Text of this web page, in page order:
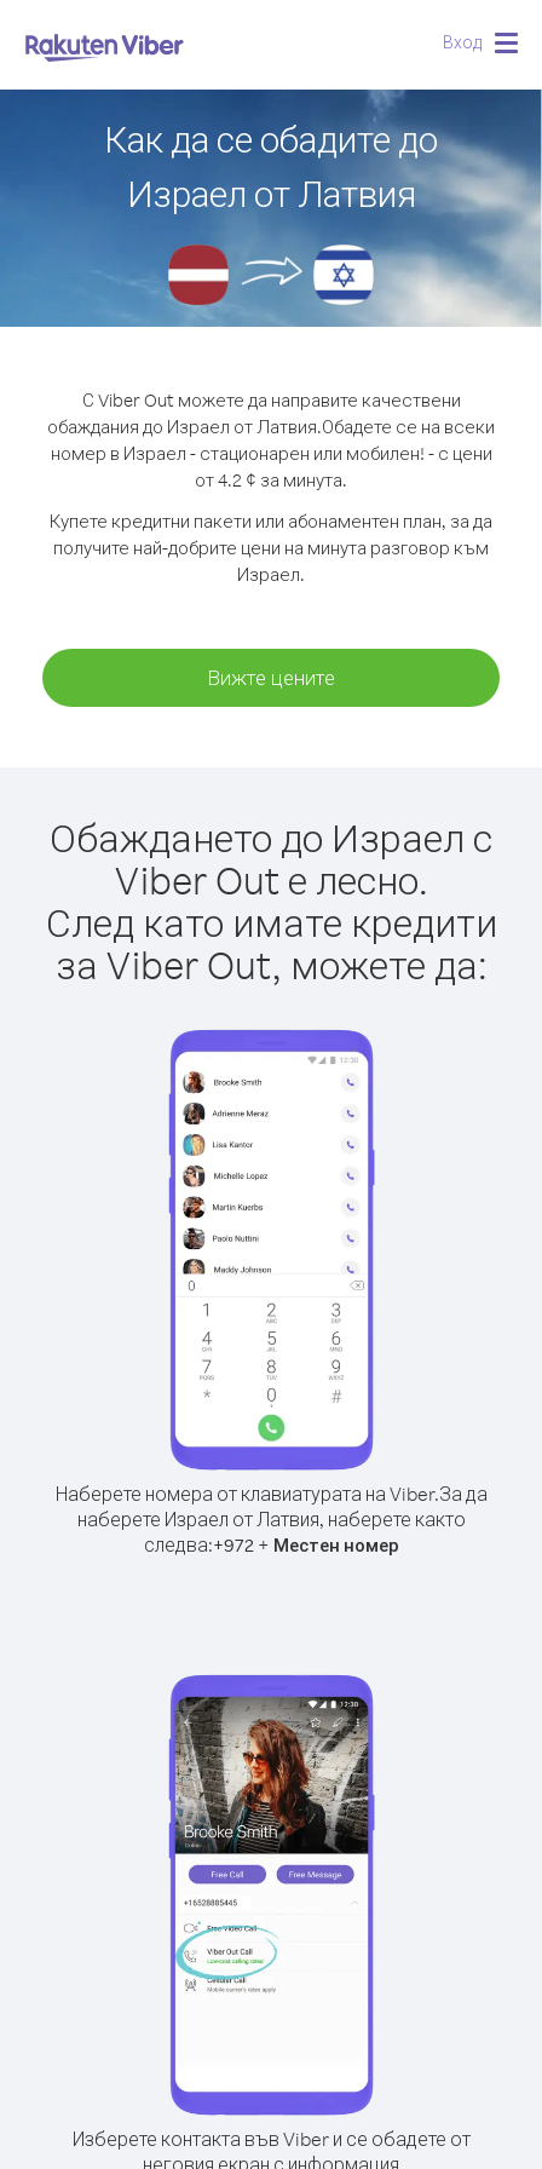
Вход
Как да се обадите до
Израел от Латвия
С Viber Out можете да направите качествени
обаждания до Израел от Латвия.Обадете се на всеки
номер в Израел - стационарен или мобилен! - с цени
от 4.2 ¢ за минута.
Купете кредитни пакети или абонаментен план, за да
получите най-добрите цени на минута разговор към
Израел.
Вижте цените
Обаждането до Израел с
Viber Out е лесно.
След като имате кредити
за Viber Out, можете да:
Наберете номера от клавиатурата на Viber.За да
наберете Израел от Латвия, наберете както
следва:+972+ Местен номер
Изберете контакта във Viber и се обадете от
неговия екран с информация